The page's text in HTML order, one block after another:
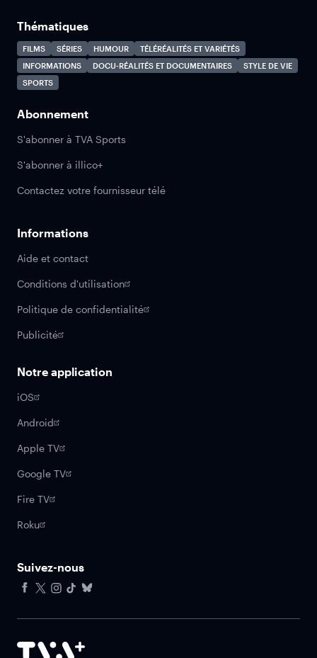
Thématiques
FILMS SÉRIES HUMOUR
TÉLÉRÉALITÉS ET VARIÉTÉS
INFORMATIONS
DOCU-RÉALITÉS ET DOCUMENTAIRES
STYLE DE VIE
SPORTS
Abonnement
S'abonner à TVA Sports
S'abonner à illico+
Contactez votre fournisseur télé
Informations
Aide et contact
Conditions d'utilisation
Politique de confidentialité
Publicité
Notre application
iOS
Android
Apple TV
Google TV
Fire TV
Roku
Suivez-nous